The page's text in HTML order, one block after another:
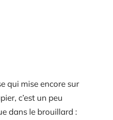
qui mise encore sur
c’est un peu
dans le brouillard :